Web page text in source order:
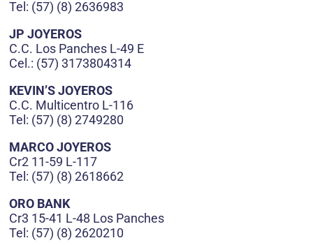
Tel: (57) (8) 2636983
JP JOYEROS
C.C. Los Panches L-49 E
Cel.: (57) 3173804314
KEVIN’S JOYEROS
C.C. Multicentro L-116
Tel: (57) (8) 2749280
MARCO JOYEROS
Cr2 11-59 L-117
Tel: (57) (8) 2618662
ORO BANK
Cr3 15-41 L-48 Los Panches
Tel: (57) (8) 2620210